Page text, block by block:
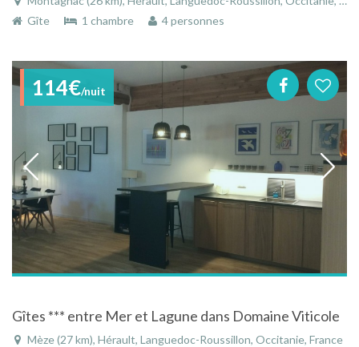
Gîte
1 chambre 4 personnes
114€/nuit
Gîtes *** entre Mer et Lagune dans Domaine Viticole
Mèze (27 km), Hérault, Languedoc-Roussillon, Occitanie, France